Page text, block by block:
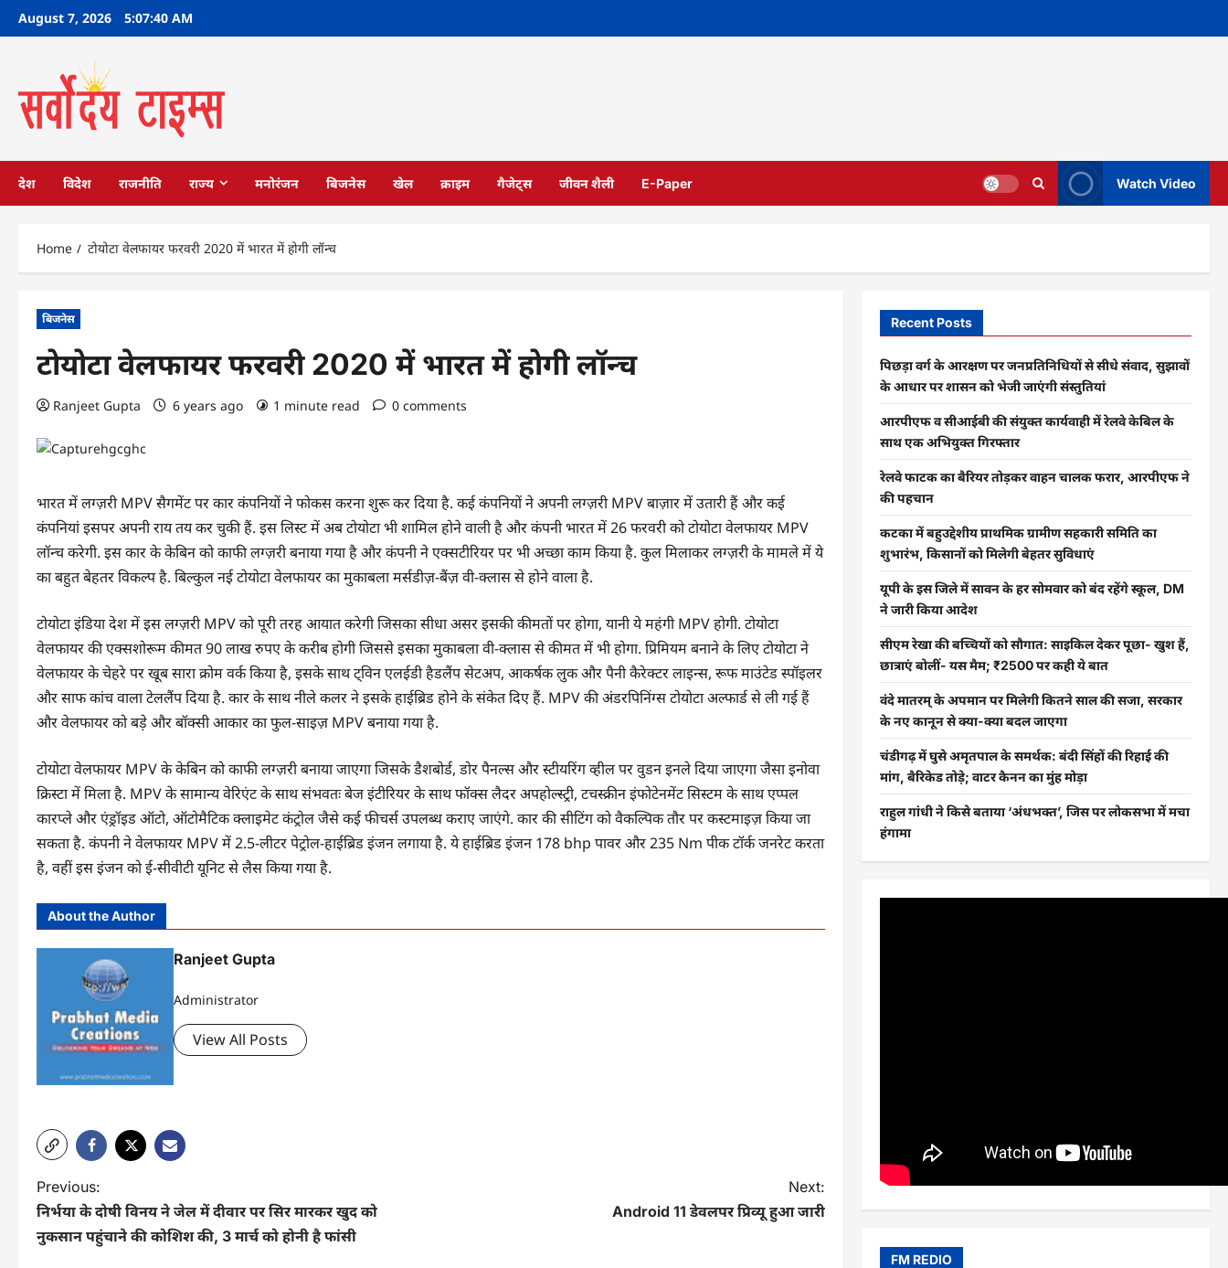
SkipAugust 7, 2026 5:07:41 AM
देश विदेश राजनीति राज्य मनोरंजन बिजनेस खेल क्राइम गैजेट्स जीवन शैली E-Paper Watch Video
Home टोयोटा वेलफायर फरवरी 2020 में भारत में होगी लॉन्च
बिजनेस
टोयोटा वेलफायर फरवरी 2020 में भारत में होगी लॉन्च
Ranjeet Gupta 6 years ago 1 minute read 0 comments
भारत में लग्ज़री MPV सैगमेंट पर कार कंपनियों ने फोकस करना शुरू कर दिया है. कई कंपनियों ने अपनी लग्ज़री MPV बाज़ार में उतारी हैं और कई
कंपनियां इसपर अपनी राय तय कर चुकी हैं. इस लिस्ट में अब टोयोटा भी शामिल होने वाली है और कंपनी भारत में 26 फरवरी को टोयोटा वेलफायर MPV
लॉन्च करेगी. इस कार के केबिन को काफी लग्ज़री बनाया गया है और कंपनी ने एक्सटीरियर पर भी अच्छा काम किया है. कुल मिलाकर लग्ज़री के मामले में ये
का बहुत बेहतर विकल्प है. बिल्कुल नई टोयोटा वेलफायर का मुकाबला मर्सडीज़-बैंज़ वी-क्लास से होने वाला है.
टोयोटा इंडिया देश में इस लग्ज़री MPV को पूरी तरह आयात करेगी जिसका सीधा असर इसकी कीमतों पर होगा, यानी ये महंगी MPV होगी. टोयोटा
वेलफायर की एक्सशोरूम कीमत 90 लाख रुपए के करीब होगी जिससे इसका मुकाबला वी-क्लास से कीमत में भी होगा. प्रिमियम बनाने के लिए टोयोटा ने
वेलफायर के चेहरे पर खूब सारा क्रोम वर्क किया है, इसके साथ ट्विन एलईडी हैडलैंप सेटअप, आकर्षक लुक और पैनी कैरेक्टर लाइन्स, रूफ माउंटेड स्पॉइलर
और साफ कांच वाला टेललैंप दिया है. कार के साथ नीले कलर ने इसके हाईब्रिड होने के संकेत दिए हैं. MPV की अंडरपिनिंग्स टोयोटा अल्फार्ड से ली गई हैं
और वेलफायर को बड़े और बॉक्सी आकार का फुल-साइज़ MPV बनाया गया है.
टोयोटा वेलफायर MPV के केबिन को काफी लग्ज़री बनाया जाएगा जिसके डैशबोर्ड, डोर पैनल्स और स्टीयरिंग व्हील पर वुडन इनले दिया जाएगा जैसा इनोवा
क्रिस्टा में मिला है. MPV के सामान्य वेरिएंट के साथ संभवतः बेज इंटीरियर के साथ फॉक्स लैदर अपहोल्स्ट्री, टचस्क्रीन इंफोटेनमेंट सिस्टम के साथ एप्पल
कारप्ले और एंड्रॉइड ऑटो, ऑटोमैटिक क्लाइमेट कंट्रोल जैसे कई फीचर्स उपलब्ध कराए जाएंगे. कार की सीटिंग को वैकल्पिक तौर पर कस्टमाइज़ किया जा
सकता है. कंपनी ने वेलफायर MPV में 2.5-लीटर पेट्रोल-हाईब्रिड इंजन लगाया है. ये हाईब्रिड इंजन 178 bhp पावर और 235 Nm पीक टॉर्क जनरेट करता
है, वहीं इस इंजन को ई-सीवीटी यूनिट से लैस किया गया है.
About the Author
Ranjeet Gupta
Administrator
View All Posts
P
o
Previous:
निर्भया के दोषी विनय ने जेल में दीवार पर सिर मारकर खुद को
नुकसान पहुंचाने की कोशिश की, 3 मार्च को होनी है फांसी
Next:
Android 11 डेवलपर प्रिव्यू हुआ जारी
Recent Posts
पिछड़ा वर्ग के आरक्षण पर जनप्रतिनिधियों से सीधे संवाद, सुझावों
के आधार पर शासन को भेजी जाएंगी संस्तुतियां
आरपीएफ व सीआईबी की संयुक्त कार्यवाही में रेलवे केबिल के
साथ एक अभियुक्त गिरफ्तार
रेलवे फाटक का बैरियर तोड़कर वाहन चालक फरार, आरपीएफ ने
की पहचान
कटका में बहुउद्देशीय प्राथमिक ग्रामीण सहकारी समिति का
शुभारंभ, किसानों को मिलेगी बेहतर सुविधाएं
यूपी के इस जिले में सावन के हर सोमवार को बंद रहेंगे स्कूल, DM
ने जारी किया आदेश
सीएम रेखा की बच्चियों को सौगात: साइकिल देकर पूछा- खुश हैं,
छात्राएं बोलीं- यस मैम; ₹2500 पर कही ये बात
वंदे मातरम् के अपमान पर मिलेगी कितने साल की सजा, सरकार
के नए कानून से क्या-क्या बदल जाएगा
चंडीगढ़ में घुसे अमृतपाल के समर्थक: बंदी सिंहों की रिहाई की
मांग, बैरिकेड तोड़े; वाटर कैनन का मुंह मोड़ा
राहुल गांधी ने किसे बताया ‘अंधभक्त’, जिस पर लोकसभा में मचा
हंगामा
FM REDIO